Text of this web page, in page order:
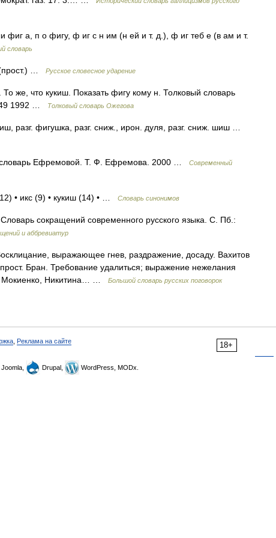
а, п о фигу, ф иг с н им (н ей и т. д.), ф иг теб е (в ам и т.
словарь
… Русское словесное ударение
же, что кукиш. Показать фигу кому н. Толковый словарь
1992 …
Толковый словарь Ожегова
разг. фигушка, разг. сниж., ирон. дуля, разг. сниж. шиш …
Ефремовой. Т. Ф. Ефремова. 2000 …
Современный
• икс (9) • кукиш (14) • … Словарь синонимов
сокращений современного русского языка. С. Пб.:
и аббревиатур
выражающее гнев, раздражение, досаду. Вахитов
Бран. Требование удалиться; выражение нежелания
Мокиенко, Никитина… …
Большой словарь русских поговорок
18+
Реклама на сайте
Joomla, Drupal, WordPress, MODx.